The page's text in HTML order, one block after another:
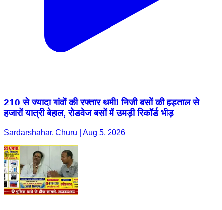
210 से ज्यादा गांवों की रफ्तार थमी! निजी बसों की हड़ताल से
हजारों यात्री बेहाल, रोडवेज बसों में उमड़ी रिकॉर्ड भीड़
Sardarshahar, Churu | Aug 5, 2026